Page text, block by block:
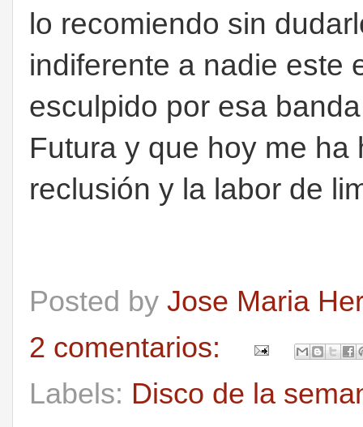
lo recomiendo sin
indiferente a nadie este
esculpido por esa
Futura y que hoy me
reclusión y la labor de
Posted by Jose Maria
2 comentarios:
Labels: Disco de la